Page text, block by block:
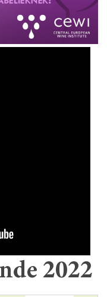
2022